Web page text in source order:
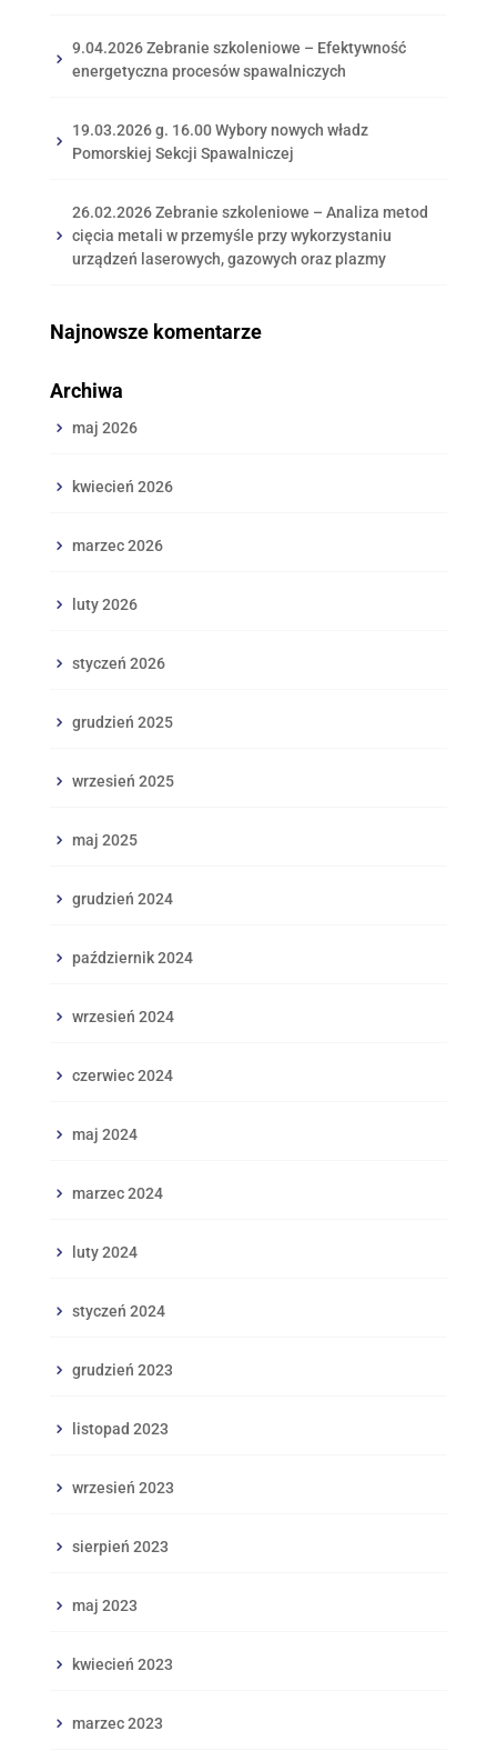
9.04.2026 Zebranie szkoleniowe – Efektywność
energetyczna procesów spawalniczych
19.03.2026 g. 16.00 Wybory nowych władz
Pomorskiej Sekcji Spawalniczej
26.02.2026 Zebranie szkoleniowe – Analiza metod
cięcia metali w przemyśle przy wykorzystaniu
urządzeń laserowych, gazowych oraz plazmy
Najnowsze komentarze
Archiwa
maj 2026
kwiecień 2026
marzec 2026
luty 2026
styczeń 2026
grudzień 2025
wrzesień 2025
maj 2025
grudzień 2024
październik 2024
wrzesień 2024
czerwiec 2024
maj 2024
marzec 2024
luty 2024
styczeń 2024
grudzień 2023
listopad 2023
wrzesień 2023
sierpień 2023
maj 2023
kwiecień 2023
marzec 2023